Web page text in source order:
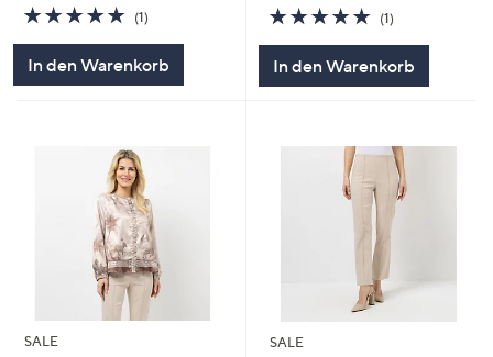
5.0
von
(1)1
In den Warenkorb
5.0
von
(1)1
In den Warenkorb
SALE
SALE